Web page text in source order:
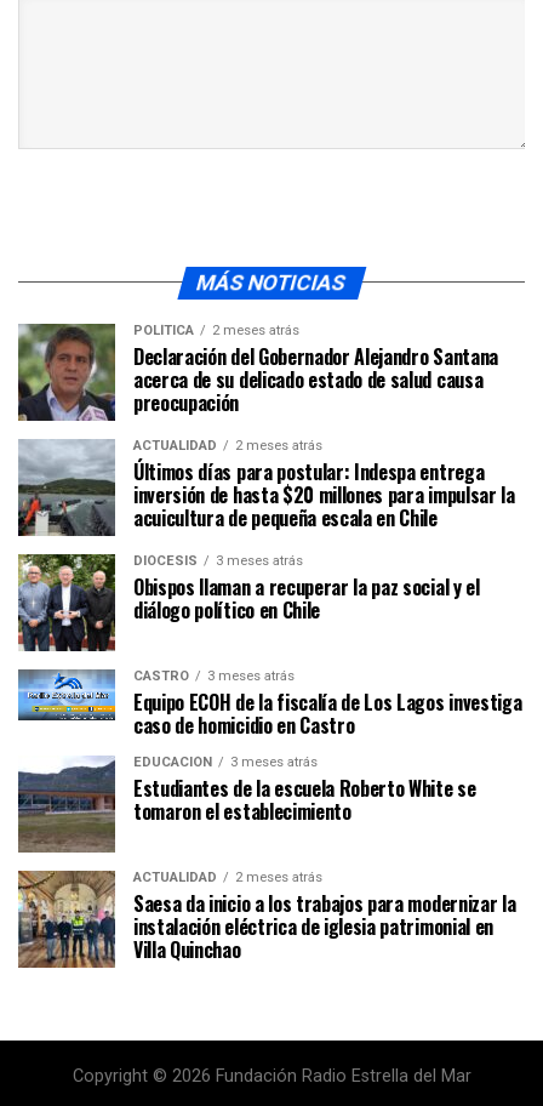
MÁS NOTICIAS
POLÍTICA 2 meses atrás
Declaración del Gobernador Alejandro Santana
acerca de su delicado estado de salud causa
preocupación
ACTUALIDAD 2 meses atrás
Últimos días para postular: Indespa entrega
inversión de hasta $20 millones para impulsar la
acuicultura de pequeña escala en Chile
DIÓCESIS 3 meses atrás
Obispos llaman a recuperar la paz social y el
diálogo político en Chile
CASTRO 3 meses atrás
Equipo ECOH de la fiscalía de Los Lagos investiga
caso de homicidio en Castro
EDUCACIÓN 3 meses atrás
Estudiantes de la escuela Roberto White se
tomaron el establecimiento
ACTUALIDAD 2 meses atrás
Saesa da inicio a los trabajos para modernizar la
instalación eléctrica de iglesia patrimonial en
Villa Quinchao
Copyright © 2026 Fundación Radio Estrella del Mar